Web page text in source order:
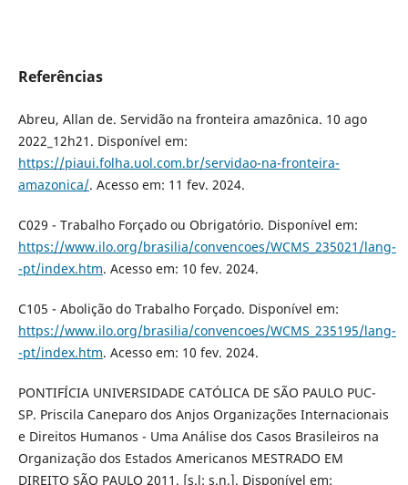
Referências
Abreu, Allan de. Servidão na fronteira amazônica. 10 ago
2022_12h21. Disponível em:
https://piaui.folha.uol.com.br/servidao-na-fronteira-
amazonica/. Acesso em: 11 fev. 2024.
C029 - Trabalho Forçado ou Obrigatório. Disponível em:
https://www.ilo.org/brasilia/convencoes/WCMS_235021/lang-
-pt/index.htm. Acesso em: 10 fev. 2024.
C105 - Abolição do Trabalho Forçado. Disponível em:
https://www.ilo.org/brasilia/convencoes/WCMS_235195/lang-
-pt/index.htm. Acesso em: 10 fev. 2024.
PONTIFÍCIA UNIVERSIDADE CATÓLICA DE SÃO PAULO PUC-
SP. Priscila Caneparo dos Anjos Organizações Internacionais
e Direitos Humanos - Uma Análise dos Casos Brasileiros na
Organização dos Estados Americanos MESTRADO EM
DIREITO SÃO PAULO 2011. [s.l: s.n.]. Disponível em: